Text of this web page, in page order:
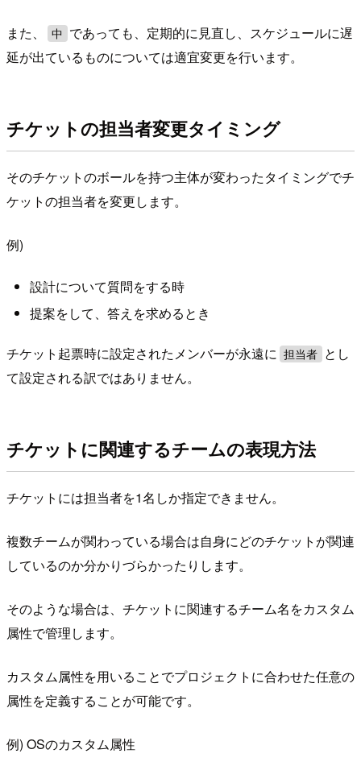
また、 中
であっても、定期的に見直し、スケジュールに遅
延が出ているものについては適宜変更を行います。
チケットの担当者変更タイミング
そのチケットのボールを持つ主体が変わったタイミングでチ
ケットの担当者を変更します。
例)
設計について質問をする時
提案をして、答えを求めるとき
チケット起票時に設定されたメンバーが永遠に 担当者
とし
て設定される訳ではありません。
チケットに関連するチームの表現方法
チケットには担当者を1名しか指定できません。
複数チームが関わっている場合は自身にどのチケットが関連
しているのか分かりづらかったりします。
そのような場合は、チケットに関連するチーム名をカスタム
属性で管理します。
カスタム属性を用いることでプロジェクトに合わせた任意の
属性を定義することが可能です。
例) OSのカスタム属性